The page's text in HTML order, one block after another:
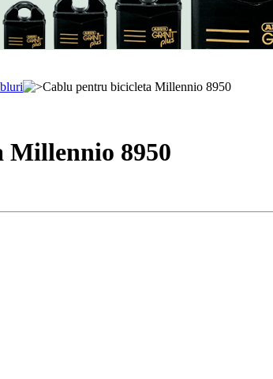
Cablu pentru bicicleta Millennio 8950
Millennio 8950